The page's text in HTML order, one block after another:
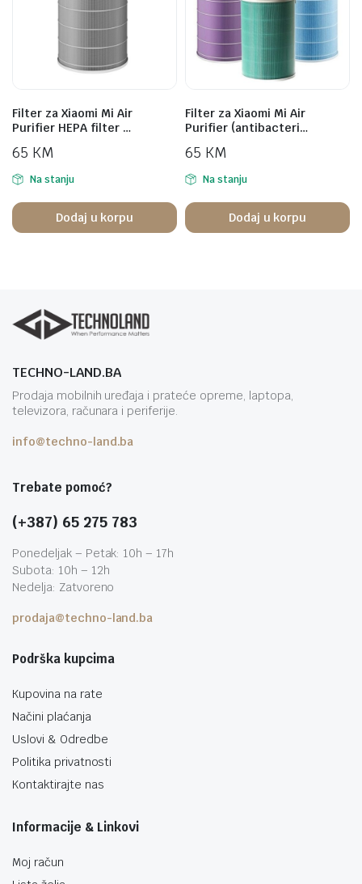
Filter za Xiaomi Mi Air
Purifier HEPA filter …
65 KM
Na stanju
Dodaj u korpu
Filter za Xiaomi Mi Air
Purifier (antibacteri…
65 KM
Na stanju
Dodaj u korpu
TECHNO-LAND.BA
Prodaja mobilnih uređaja i prateće opreme, laptopa,
televizora, računara i periferije.
info@techno-land.ba
Trebate pomoć?
(+387) 65 275 783
Ponedeljak – Petak: 10h – 17h
Subota: 10h – 12h
Nedelja: Zatvoreno
prodaja@techno-land.ba
Podrška kupcima
Kupovina na rate
Načini plaćanja
Uslovi & Odredbe
Politika privatnosti
Kontaktirajte nas
Informacije & Linkovi
Moj račun